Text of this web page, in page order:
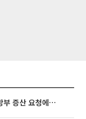
[특징주] “탄약 부족하다“ 美 국방부 증산 요청에⋯국내 방산주 급등세